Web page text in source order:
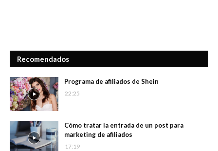
Recomendados
Programa de afiliados de Shein
22:25
Cómo tratar la entrada de un post para
marketing de afiliados
17:19